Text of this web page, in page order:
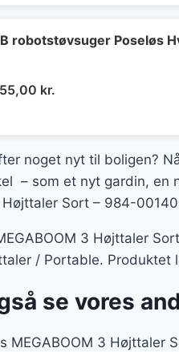
2.690,00 kr..
robotstøvsuger Poseløs
kr.
noget nyt til boligen?
– som et nyt gardin, en
Højttaler Sort – 984-
3 Højttaler
/ Portable. Produktet
se vores
MEGABOOM 3